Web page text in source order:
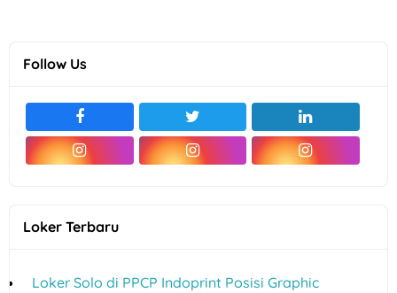
Follow Us
Loker Terbaru
Loker Solo di PPCP Indoprint Posisi Graphic